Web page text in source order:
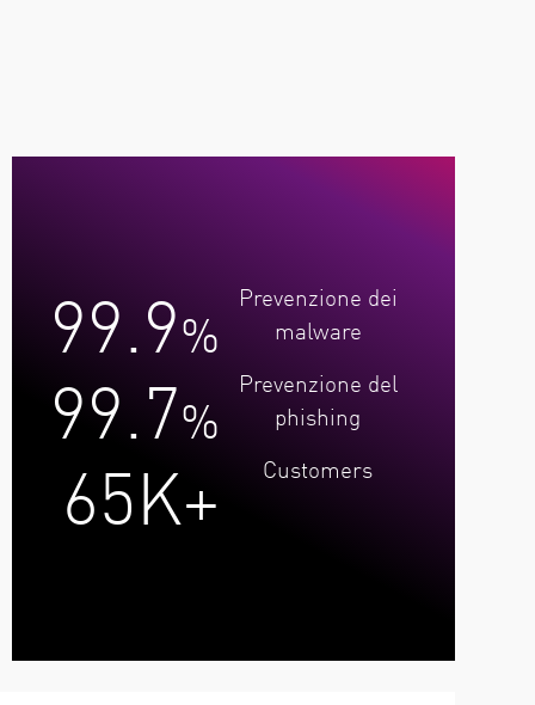
99.9%
Prevenzione dei
malware
99.7%
Prevenzione del
phishing
65K+ Customers